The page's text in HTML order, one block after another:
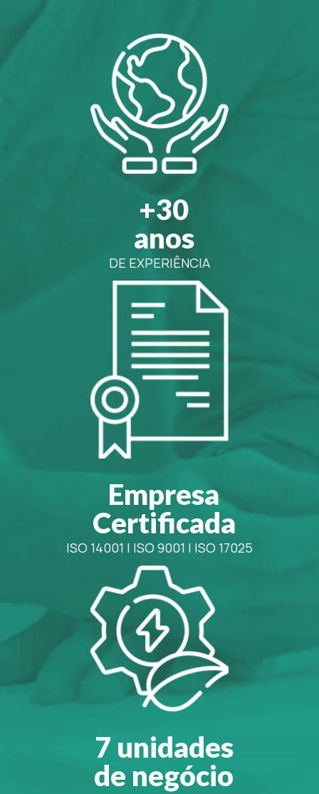
+30
anos
DE EXPERIÊNCIA
Empresa
Certificada
ISO 14001 | ISO 9001 | ISO 17025
7 unidades
de negócio